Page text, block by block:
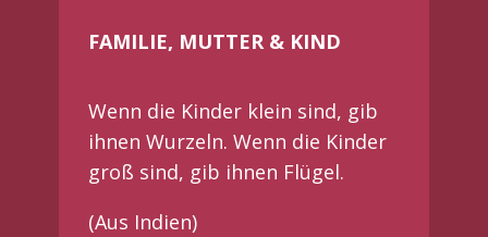
FAMILIE, MUTTER & KIND
Wenn die Kinder klein sind, gib
ihnen Wurzeln. Wenn die Kinder
groß sind, gib ihnen Flügel.
(Aus Indien)